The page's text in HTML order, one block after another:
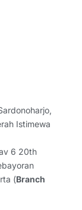
Istimewa
6 20th
(Branch